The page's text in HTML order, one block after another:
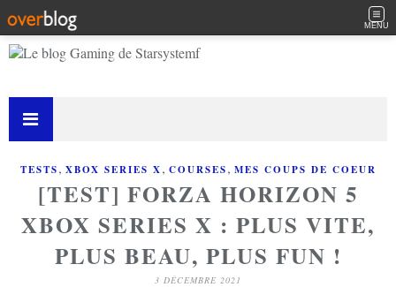
MENU
TESTS, XBOX SERIES X, COURSES, MES COUPS DE COEUR
[TEST] FORZA HORIZON 5
XBOX SERIES X : PLUS VITE,
PLUS BEAU, PLUS FUN !
3 DÉCEMBRE 2021